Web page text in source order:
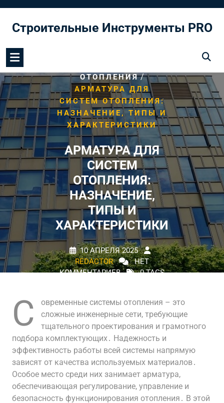
содержимому
Строительные Инструменты PRO
ОТОПЛЕНИЯ/
АРМАТУРА ДЛЯ
СИСТЕМ ОТОПЛЕНИЯ:
НАЗНАЧЕНИЕ, ТИПЫ И
ХАРАКТЕРИСТИКИ
АРМАТУРА ДЛЯ
СИСТЕМ
ОТОПЛЕНИЯ:
НАЗНАЧЕНИЕ,
ТИПЫ И
ХАРАКТЕРИСТИКИ
10 АПРЕЛЯ 2025
REDACTOR
НЕТ
КОММЕНТАРИЕВ
0 TAGS
С
овременные системы отопления – это
сложные инженерные сети, требующие
тщательного проектирования и грамотного
подбора комплектующих․ Надежность и
эффективность работы всей системы напрямую
зависят от качества используемых материалов․
Особое место среди них занимает арматура,
обеспечивающая регулирование, управление и
безопасность функционирования отопления․ В этой